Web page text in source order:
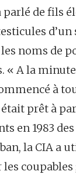
de fils
noms de
« A la
à
prêt à
en 1983
la CIA a
coupables